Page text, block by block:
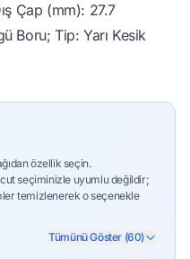
Çap (mm): 27.7
Boru; Tip: Yarı Kesik
özellik seçin.
seçiminizle uyumlu değildir;
temizlenerek o seçenekle
Tümünü Göster (60)